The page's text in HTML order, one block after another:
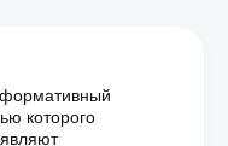
которого